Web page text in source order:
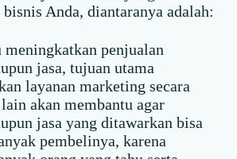
Anda, diantaranya adalah:
meningkatkan penjualan
jasa, tujuan utama
layanan marketing secara
akan membantu agar
jasa yang ditawarkan bisa
pembelinya, karena